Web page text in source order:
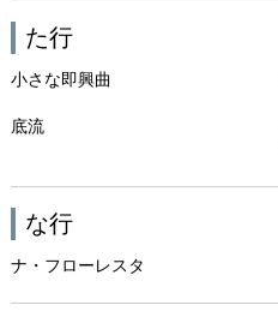
た行
小さな即興曲
底流
な行
ナ・フローレスタ